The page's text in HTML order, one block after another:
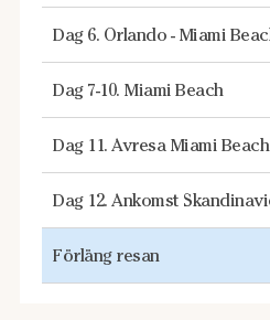
Dag 6. Orlando - Miami
Dag 7-10. Miami Beach
Dag 11. Avresa Miami Beach
Dag 12. Ankomst
Förläng resan